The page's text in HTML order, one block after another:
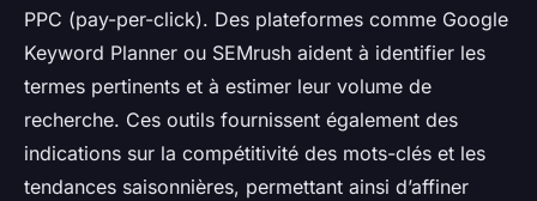
PPC (pay-per-click). Des plateformes comme Google
Keyword Planner ou SEMrush aident à identifier les
termes pertinents et à estimer leur volume de
recherche. Ces outils fournissent également des
indications sur la compétitivité des mots-clés et les
tendances saisonnières, permettant ainsi d’affiner